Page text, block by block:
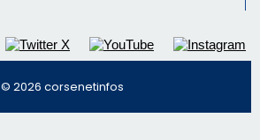
© 2026 corsenetinfos